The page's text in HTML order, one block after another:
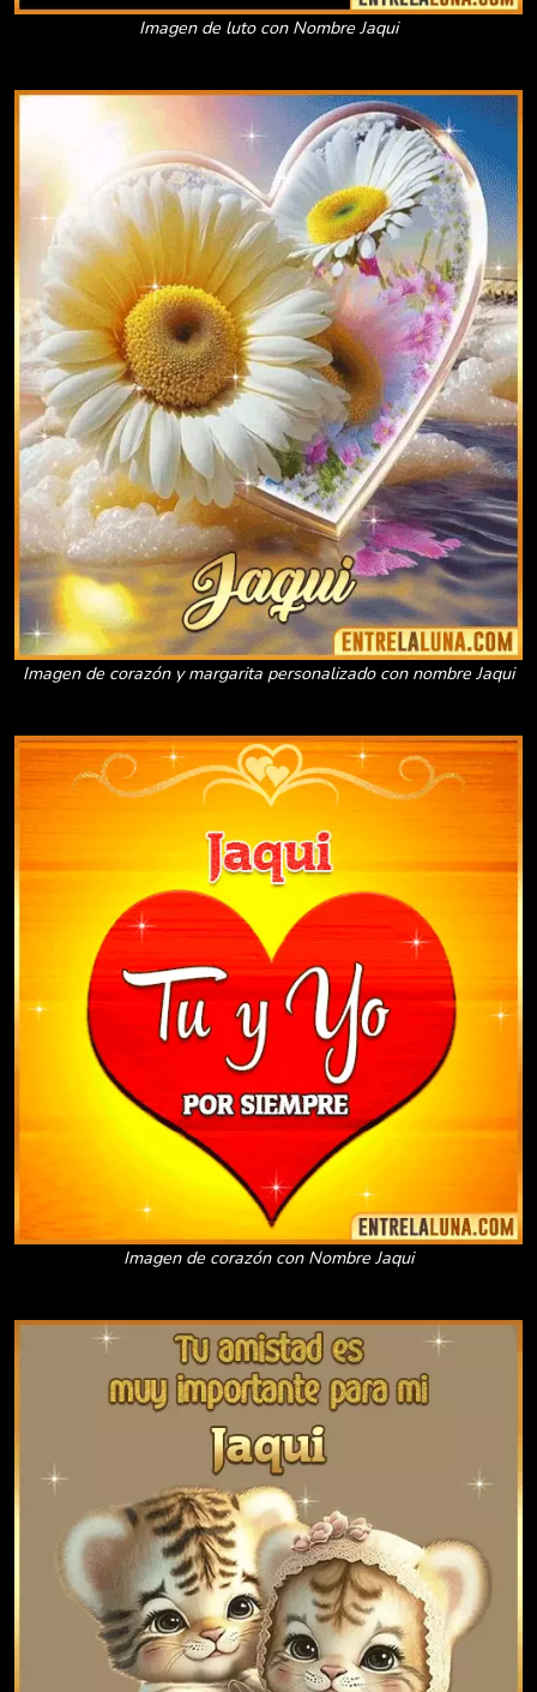
Imagen de luto con Nombre Jaqui
Imagen de corazón y margarita personalizado con nombre Jaqui
Imagen de corazón con Nombre Jaqui